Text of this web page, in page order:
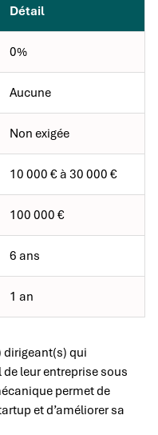
Détail
0%
Aucune
Non exigée
10 000 € à 30 000 €
100 000 €
6 ans
1 an
dirigeant(s) qui
leur entreprise sous
permet de
et d’améliorer sa